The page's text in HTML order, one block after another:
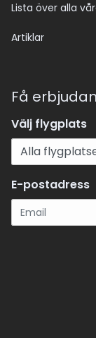
Lista över alla
Artiklar
Få
Välj flygplats
E-postadress